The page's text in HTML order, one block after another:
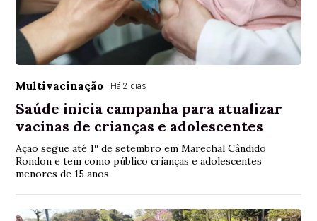
Multivacinação Há 2 dias
Saúde inicia campanha para atualizar
vacinas de crianças e adolescentes
Ação segue até 1º de setembro em Marechal Cândido
Rondon e tem como público crianças e adolescentes
menores de 15 anos